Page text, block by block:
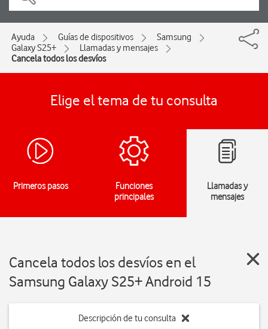
Ayuda Guías de dispositivos
Samsung
Galaxy S25+
Llamadas y mensajes
Cancela todos los desvíos
Elige el tema de tu consulta
Primeros pasos
Funciones
principales
Llamadas y
mensajes
Cancela todos los desvíos en el
Samsung Galaxy S25+ Android 15
Descripción de tu consulta